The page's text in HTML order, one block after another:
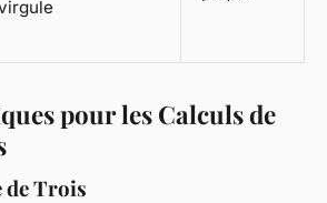
pour les Calculs de
de Trois